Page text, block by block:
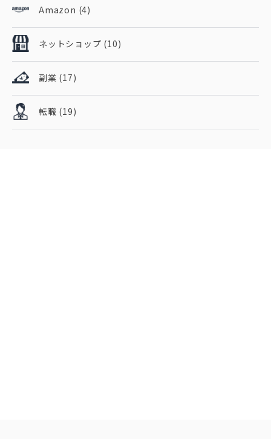
Amazon (4)
ネットショップ (10)
副業 (17)
転職 (19)